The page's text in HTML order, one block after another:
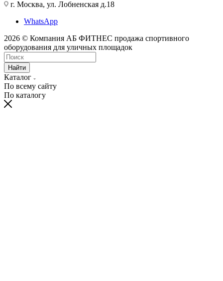
г. Москва, ул. Лобненская д.18
WhatsApp
2026 © Компания АБ ФИТНЕС продажа спортивного
оборудования для уличных площадок
Найти
Каталог
По всему сайту
По каталогу